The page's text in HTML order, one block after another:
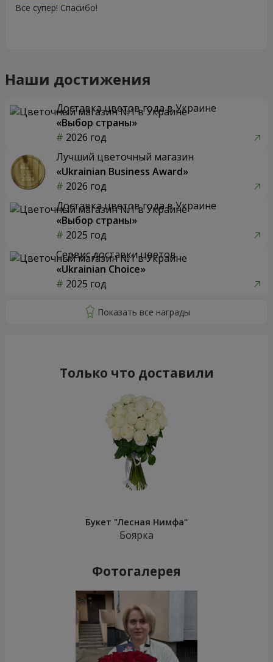
Все супер! Спасибо!
Наши достижения
Доставка цветов года в Украине
«Выбор страны»
2026 год
Лучший цветочный магазин
«Ukrainian Business Award»
2026 год
Доставка цветов года в Украине
«Выбор страны»
2025 год
Сервис доставки цветов
«Ukrainian Choice»
2025 год
Только что доставили
Букет "Лесная Нимфа"
Боярка
Фотогалерея